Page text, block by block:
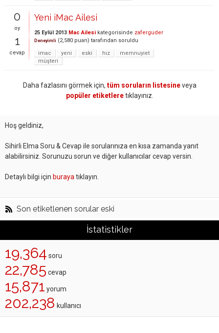
0
oy
1
cevap
Yeni iMac Ailesi
25 Eylül 2013 Mac Ailesi kategorisinde zaferguder
Deneyimli (2,580 puan) tarafından soruldu
imac
yeni eski hız
memnuyiet
müşteri
Daha fazlasını görmek için, tüm soruların listesineveya
popüler etiketleretıklayınız.
Hoş geldiniz,
Sihirli Elma Soru & Cevap ile sorularınıza en kısa zamanda yanıt
alabilirsiniz. Sorunuzu sorun ve diğer kullanıcılar cevap versin.
Detaylı bilgi için buraya tıklayın.
Son etiketlenen sorular eski
İstatistikler
19,364 soru
22,785 cevap
15,871 yorum
202,238 kullanıcı